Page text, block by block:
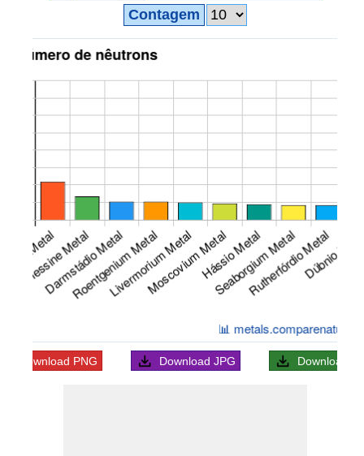
Contagem
Download PNG Download JPG Download